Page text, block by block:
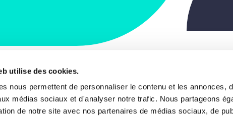
utilise des cookies.
nous permettent de personnaliser le contenu et les annonces,
médias sociaux et d'analyser notre trafic. Nous partageons
de notre site avec nos partenaires de médias sociaux, de
Rue du Commerce, 123
1000, Bruxelles
Belgique
Les